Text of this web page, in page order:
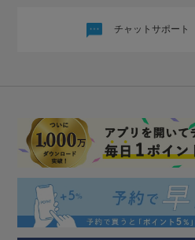
チャットサポート